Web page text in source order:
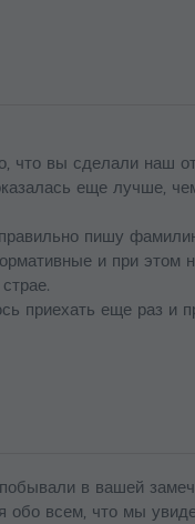
что вы сделали наш
еще лучше,
пишу
и при этом
приехать еще раз и
в вашей
обо всем, что мы